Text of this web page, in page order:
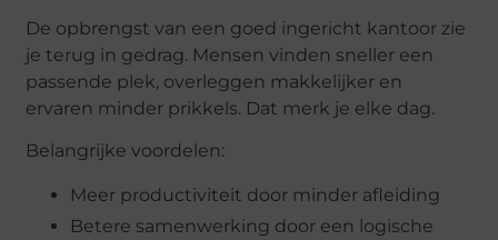
De opbrengst van een goed ingericht kantoor zie
je terug in gedrag. Mensen vinden sneller een
passende plek, overleggen makkelijker en
ervaren minder prikkels. Dat merk je elke dag.
Belangrijke voordelen:
Meer productiviteit door minder afleiding
Betere samenwerking door een logische